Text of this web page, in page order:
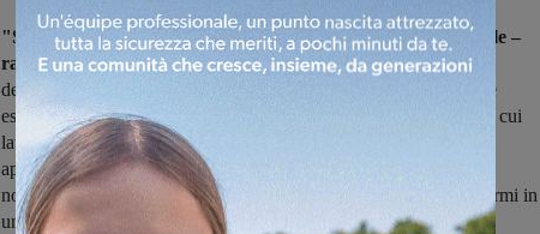
"Sono design architect in un piccolo ma rinomato studio locale –
racconta ancora –il lavoro è tanto, ma proprio la dimensione
dell'ufficio e la vicinanza degli altri colleghi mi permettono di fare
esperienza di molti aspetti del mondo dell'architettura. L'ufficio in cui
lavoro è ormai come una famiglia, una realtà che quindi non mi è
apparsa così del tutto differente dalle esperienze che ho avuto nel
nostro Paese. Questo aspetto sicuramente mi ha aiutato ad integrarmi in
un ambiente, quello di Dubai, che invece è tutta un'altra storia".